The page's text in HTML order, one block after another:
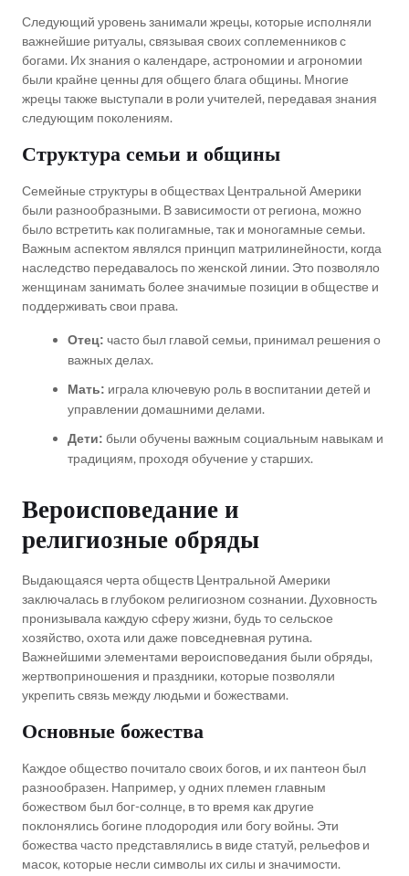
Следующий уровень занимали жрецы, которые исполняли
важнейшие ритуалы, связывая своих соплеменников с
богами. Их знания о календаре, астрономии и агрономии
были крайне ценны для общего блага общины. Многие
жрецы также выступали в роли учителей, передавая знания
следующим поколениям.
Структура семьи и общины
Семейные структуры в обществах Центральной Америки
были разнообразными. В зависимости от региона, можно
было встретить как полигамные, так и моногамные семьи.
Важным аспектом являлся принцип матрилинейности, когда
наследство передавалось по женской линии. Это позволяло
женщинам занимать более значимые позиции в обществе и
поддерживать свои права.
Отец: часто был главой семьи, принимал решения о
важных делах.
Мать: играла ключевую роль в воспитании детей и
управлении домашними делами.
Дети: были обучены важным социальным навыкам и
традициям, проходя обучение у старших.
Вероисповедание и
религиозные обряды
Выдающаяся черта обществ Центральной Америки
заключалась в глубоком религиозном сознании. Духовность
пронизывала каждую сферу жизни, будь то сельское
хозяйство, охота или даже повседневная рутина.
Важнейшими элементами вероисповедания были обряды,
жертвоприношения и праздники, которые позволяли
укрепить связь между людьми и божествами.
Основные божества
Каждое общество почитало своих богов, и их пантеон был
разнообразен. Например, у одних племен главным
божеством был бог-солнце, в то время как другие
поклонялись богине плодородия или богу войны. Эти
божества часто представлялись в виде статуй, рельефов и
масок, которые несли символы их силы и значимости.